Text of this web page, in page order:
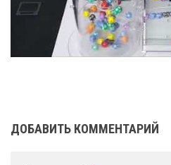
ДОБАВИТЬ КОММЕНТАРИЙ